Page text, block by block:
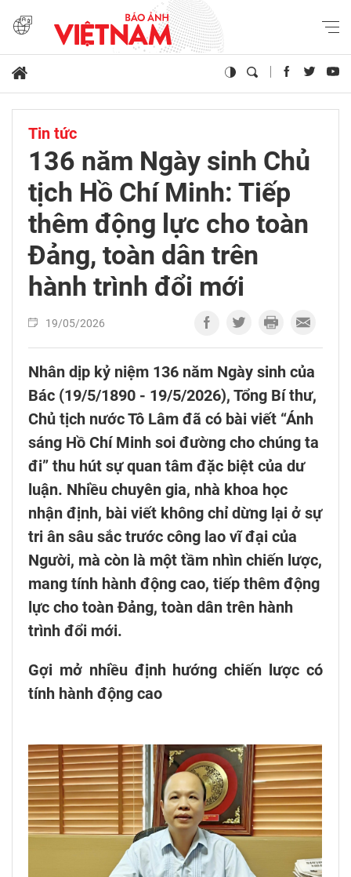
Tin tức
136 năm Ngày sinh Chủ
tịch Hồ Chí Minh: Tiếp
thêm động lực cho toàn
Đảng, toàn dân trên
hành trình đổi mới
19/05/2026
Nhân dịp kỷ niệm 136 năm Ngày sinh của
Bác (19/5/1890 - 19/5/2026), Tổng Bí thư,
Chủ tịch nước Tô Lâm đã có bài viết “Ánh
sáng Hồ Chí Minh soi đường cho chúng ta
đi” thu hút sự quan tâm đặc biệt của dư
luận. Nhiều chuyên gia, nhà khoa học
nhận định, bài viết không chỉ dừng lại ở sự
tri ân sâu sắc trước công lao vĩ đại của
Người, mà còn là một tầm nhìn chiến lược,
mang tính hành động cao, tiếp thêm động
lực cho toàn Đảng, toàn dân trên hành
trình đổi mới.
Gợi mở nhiều định hướng chiến lược có
tính hành động cao